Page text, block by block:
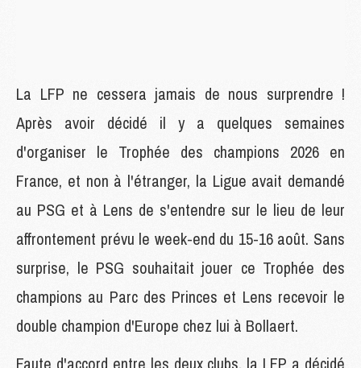
La LFP ne cessera jamais de nous surprendre !
Après avoir décidé il y a quelques semaines
d'organiser le Trophée des champions 2026 en
France, et non à l'étranger, la Ligue avait demandé
au PSG et à Lens de s'entendre sur le lieu de leur
affrontement prévu le week-end du 15-16 août. Sans
surprise, le PSG souhaitait jouer ce Trophée des
champions au Parc des Princes et Lens recevoir le
double champion d'Europe chez lui à Bollaert.
Faute d'accord entre les deux clubs, la LFP a décidé